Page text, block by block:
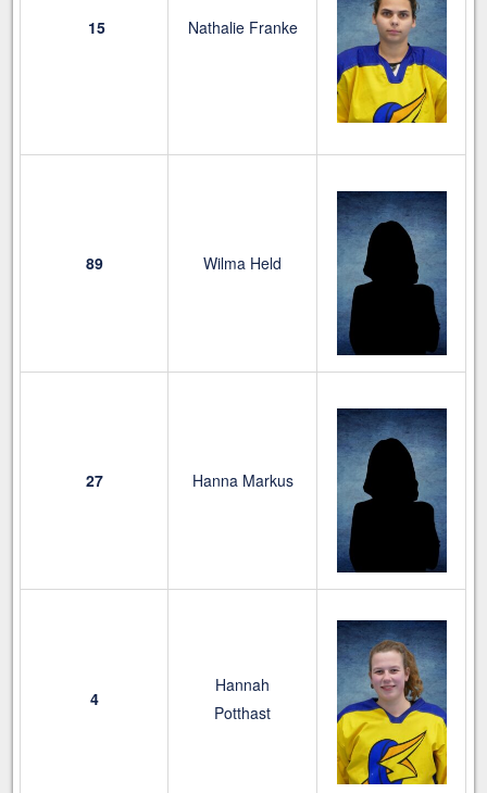
15 Nathalie Franke
89 Wilma Held
27 Hanna Markus
4
Hannah
Potthast